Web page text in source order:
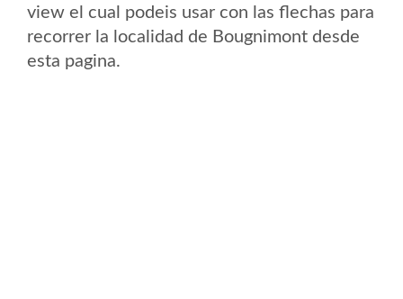
view el cual podeis usar con las flechas para
recorrer la localidad de Bougnimont desde
esta pagina.